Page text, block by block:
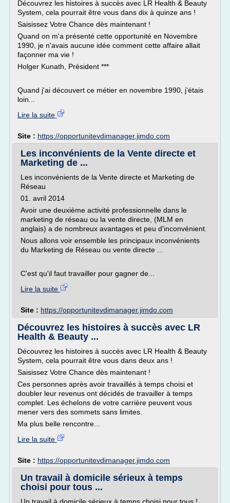
Découvrez les histoires à succès avec LR Health & Beauty
System, cela pourrait être vous dans dix à quinze ans !
Saisissez Votre Chance dès maintenant !
Quand on m'a présenté cette opportunité en Novembre
1990, je n'avais aucune idée comment cette affaire allait
façonner ma vie !
Holger Kunath, Président ***
Quand j'ai découvert ce métier en novembre 1990, j'étais
loin...
Lire la suite
Site : https://opportunitevdimanager.jimdo.com
Les inconvénients de la Vente directe et
Marketing de ...
Les inconvénients de la Vente directe et Marketing de
Réseau
01. avril 2014
Avoir une deuxième activité professionnelle dans le
marketing de réseau ou la vente directe, (MLM en
anglais) a de nombreux avantages et peu d'inconvénient.
Nous allons voir ensemble les principaux inconvénients
du Marketing de Réseau ou vente directe ...
C'est qu'il faut travailler pour gagner de...
Lire la suite
Site : https://opportunitevdimanager.jimdo.com
Découvrez les histoires à succès avec LR
Health & Beauty ...
Découvrez les histoires à succès avec LR Health & Beauty
System, cela pourrait être vous dans deux ans !
Saisissez Votre Chance dès maintenant !
Ces personnes après avoir travaillés à temps choisi et
doubler leur revenus ont décidés de travailler à temps
complet. Les échelons de votre carrière peuvent vous
mener vers des sommets sans limites.
Ma plus belle rencontre...
Lire la suite
Site : https://opportunitevdimanager.jimdo.com
Un travail à domicile sérieux à temps
choisi pour tous ...